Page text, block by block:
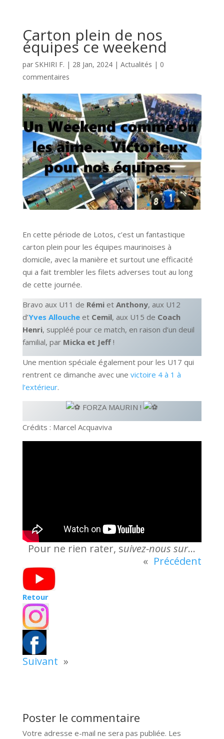
Carton plein de nos
équipes ce weekend
par SKHIRI F. | 28 Jan, 2024| Actualités | 0
commentaires
En cette période de Lotos, c’est un fantastique
carton plein pour les équipes maurinoises à
domicile, avec la manière et surtout une efficacité
qui a fait trembler les filets adverses tout au long
de cette journée.
Bravo aux U11 de Rémi et Anthony, aux U12
d’Yves Allouche et Cemil, aux U15 de Coach
Henri, suppléé pour ce match, en raison d’un deuil
familial, par Micka et Jeff !
Une mention spéciale également pour les U17 qui
rentrent ce dimanche avec une victoire 4 à 1 à
l’extérieur.
FORZA MAURIN !
Crédits : Marcel Acquaviva
Pour ne rien rater, suivez-nous sur…
« Précédent
Retour
Suivant »
Poster le commentaire
Votre adresse e-mail ne sera pas publiée. Les